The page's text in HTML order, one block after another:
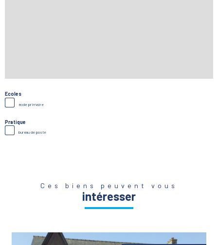
Ecoles
école primaire
Pratique
bureau de poste
Ces biens peuvent vous
intéresser